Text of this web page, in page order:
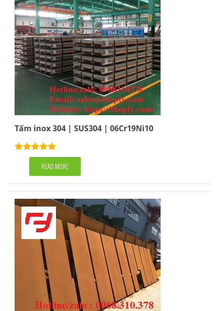
Tấm inox 304 | SUS304 | 06Cr19Ni10
Rated5.00
out of 5READ MORE